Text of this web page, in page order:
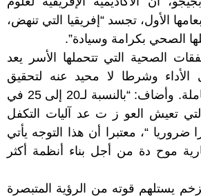
الأول، تجسد “إفريقيا التي تنهض،
الصحي بكرامة وسيادة”.
الصحية التي تتحملها الأسر يعد
وشرطا لا محيد عنه لتحقيق
التغطية الصحية الشاملة. وأضاف: “بالنسبة لـ20 إلى 25 في
التي تعيش العو ز ت عد آليات التكفل
ضروريا “، معتبرا أن هذا التوجه يأتي
موح دة من أجل بناء أنظمة أكثر
يستلهم قوته من الرؤية المتبصرة